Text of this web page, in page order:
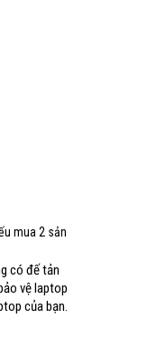
mua 2 sản
có đế tản
vệ laptop
của bạn.